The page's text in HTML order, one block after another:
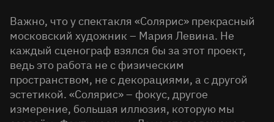
Важно, что у спектакля «Солярис» прекрасный
московский художник – Мария Левина. Не
каждый сценограф взялся бы за этот проект,
ведь это работа не с физическим
пространством, не с декорациями, а с другой
эстетикой. «Солярис» – фокус, другое
измерение, большая иллюзия, которую мы